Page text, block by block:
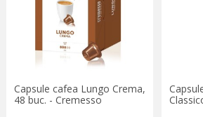
Capsule cafea Lungo Crema,
48 buc. - Cremesso